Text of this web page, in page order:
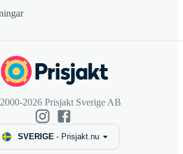
2026 Prisjakt Sverige AB
SVERIGE- Prisjakt.nu